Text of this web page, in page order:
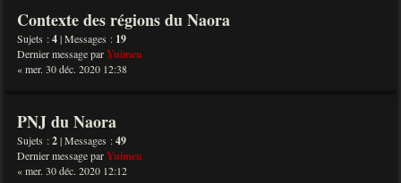
Contexte des régions du Naora
Sujets :4| Messages : 19
Dernier message parYuimen
« mer. 30 déc. 2020 12:38
PNJ du Naora
Sujets :2| Messages :49
Dernier message parYuimen
« mer. 30 déc. 2020 12:12